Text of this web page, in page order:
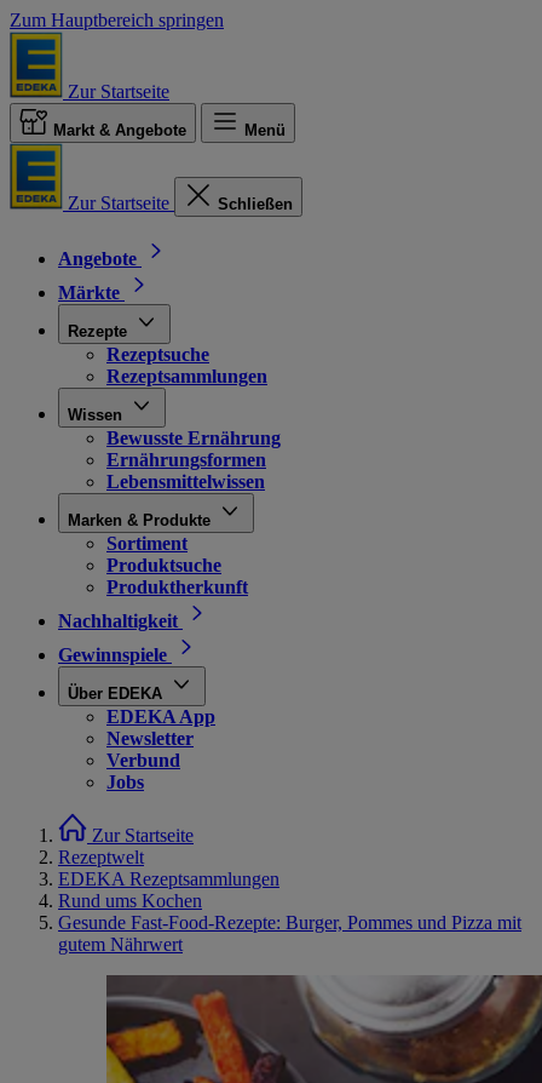
Zum Hauptbereich springen
Zur Startseite
Markt & Angebote Menü
Zur Startseite Schließen
Angebote
Märkte
Rezepte
Rezeptsuche
Rezeptsammlungen
Wissen
Bewusste Ernährung
Ernährungsformen
Lebensmittelwissen
Marken & Produkte
Sortiment
Produktsuche
Produktherkunft
Nachhaltigkeit
Gewinnspiele
Über EDEKA
EDEKA App
Newsletter
Verbund
Jobs
Zur Startseite
Rezeptwelt
EDEKA Rezeptsammlungen
Rund ums Kochen
Gesunde Fast-Food-Rezepte: Burger, Pommes und Pizza mit
gutem Nährwert